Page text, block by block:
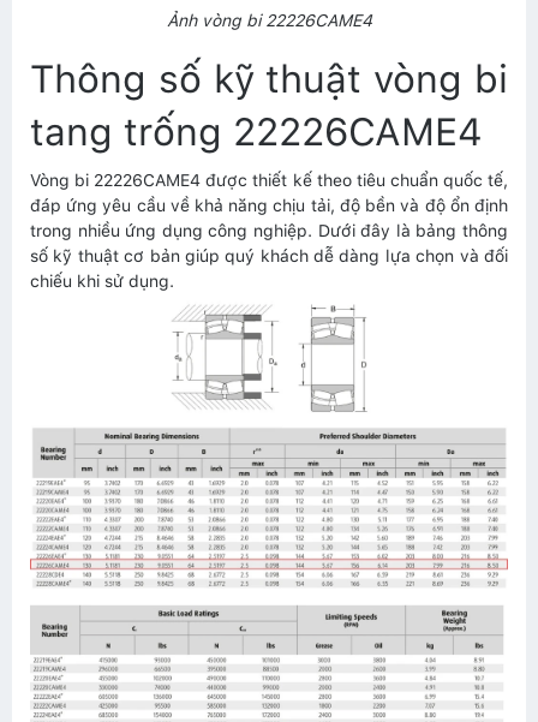
Ảnh vòng bi 22226CAME4
Thông số kỹ thuật vòng bi
tang trống 22226CAME4
Vòng bi 22226CAME4 được thiết kế theo tiêu chuẩn quốc tế,
đáp ứng yêu cầu về khả năng chịu tải, độ bền và độ ổn định
trong nhiều ứng dụng công nghiệp. Dưới đây là bảng thông
số kỹ thuật cơ bản giúp quý khách dễ dàng lựa chọn và đối
chiếu khi sử dụng.